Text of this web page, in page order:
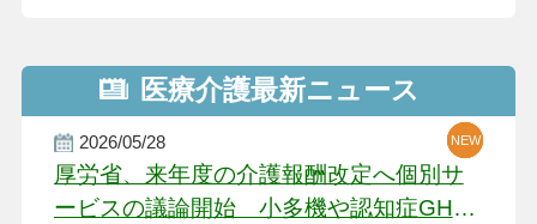
医療介護最新ニュース
2026/05/28
厚労省、来年度の介護報酬改定へ個別サ
ービスの議論開始 小多機や認知症GH、
NEW
NEW
NEW